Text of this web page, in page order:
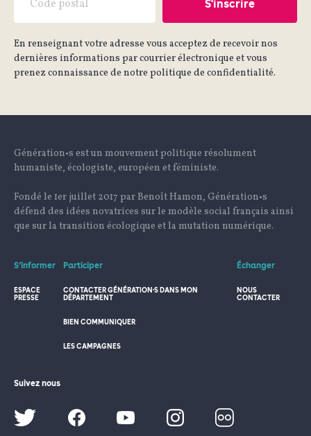
En renseignant votre adresse vous acceptez de recevoir nos
dernières informations par courrier électronique et vous
prenez connaissance de notre politique de confidentialité.
Génération•s est un mouvement politique résolument
humaniste, écologiste, européen et féministe.
Fondé le 1er juillet 2017 par Benoît Hamon, Génération•s
défend des idées novatrices sur le modèle social français ainsi
que sur la transition écologique et la mutation numérique.
S’informer
ESPACE
PRESSE
Participer
CONTACTER GÉNÉRATION·S DANS MON
DÉPARTEMENT
BIEN COMMUNIQUER
LES CAMPAGNES
Échanger
NOUS
CONTACTER
Suivez nous